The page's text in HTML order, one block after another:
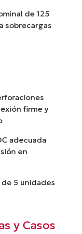
de 125
sobrecargas
firme y
adecuada
en
5 unidades
y Casos